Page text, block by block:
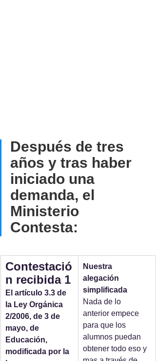
Después de tres
años y tras haber
iniciado una
demanda, el
Ministerio
Contesta:
Contestació
n recibida 1
El artículo 3.3 de
la Ley Orgánica
2/2006, de 3 de
mayo, de
Educación,
modificada por la
Nuestra
alegación
simplificada
Nada de lo
anterior empece
para que los
alumnos puedan
obtener todo eso y